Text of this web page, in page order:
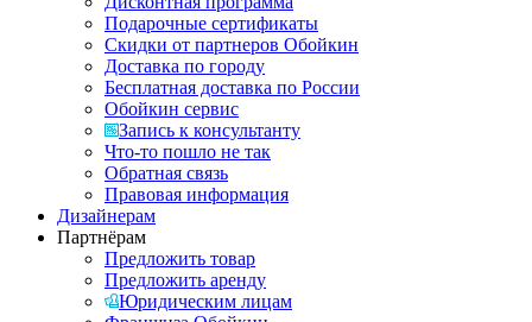
Подарочные сертификаты
Скидки от партнеров Обойкин
Доставка по городу
Бесплатная доставка по России
Обойкин сервис
Запись к консультанту
Что-то пошло не так
Обратная связь
Правовая информация
Дизайнерам
Партнёрам
Предложить товар
Предложить аренду
Юридическим лицам